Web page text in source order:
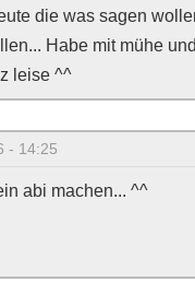
die was sagen
Habe mit mühe
leise ^^
- 14:25
abi machen... ^^